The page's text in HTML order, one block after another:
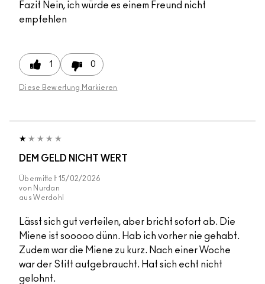
Fazit Nein, ich würde es einem Freund nicht
empfehlen
1 0
Diese Bewertung Markieren
DEM GELD NICHT WERT
Übermittelt 15/02/2026
von Nurdan
aus Werdohl
Lässt sich gut verteilen, aber bricht sofort ab. Die
Miene ist sooooo dünn. Hab ich vorher nie gehabt.
Zudem war die Miene zu kurz. Nach einer Woche
war der Stift aufgebraucht. Hat sich echt nicht
gelohnt.